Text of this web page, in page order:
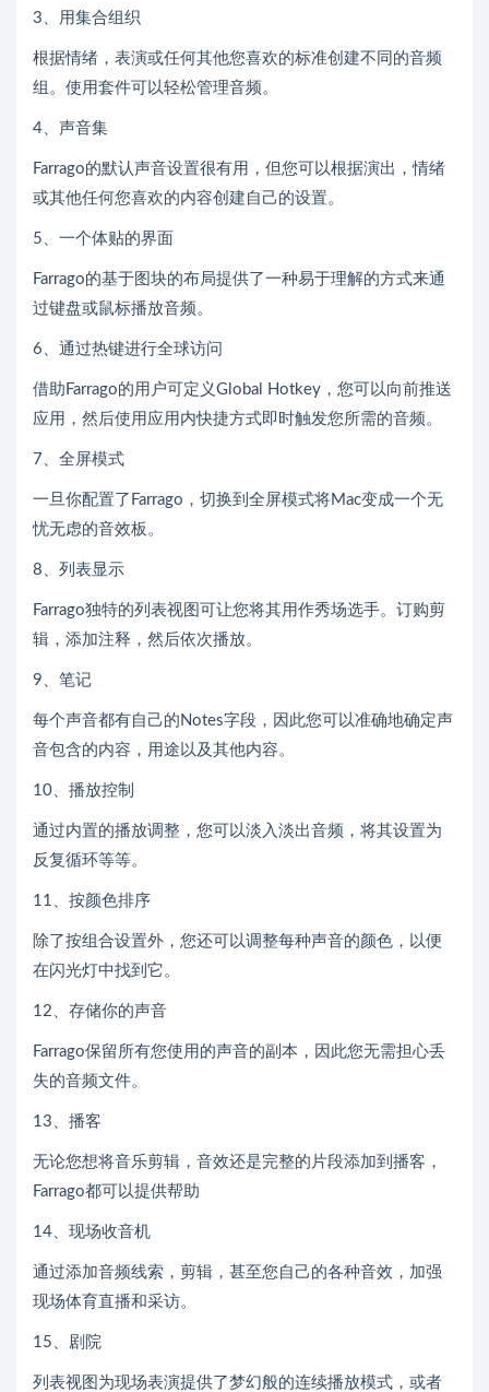
3、用集合组织
根据情绪，表演或任何其他您喜欢的标准创建不同的音频
组。使用套件可以轻松管理音频。
4、声音集
Farrago的默认声音设置很有用，但您可以根据演出，情绪
或其他任何您喜欢的内容创建自己的设置。
5、一个体贴的界面
Farrago的基于图块的布局提供了一种易于理解的方式来通
过键盘或鼠标播放音频。
6、通过热键进行全球访问
借助Farrago的用户可定义Global Hotkey，您可以向前推送
应用，然后使用应用内快捷方式即时触发您所需的音频。
7、全屏模式
一旦你配置了Farrago，切换到全屏模式将Mac变成一个无
忧无虑的音效板。
8、列表显示
Farrago独特的列表视图可让您将其用作秀场选手。订购剪
辑，添加注释，然后依次播放。
9、笔记
每个声音都有自己的Notes字段，因此您可以准确地确定声
音包含的内容，用途以及其他内容。
10、播放控制
通过内置的播放调整，您可以淡入淡出音频，将其设置为
反复循环等等。
11、按颜色排序
除了按组合设置外，您还可以调整每种声音的颜色，以便
在闪光灯中找到它。
12、存储你的声音
Farrago保留所有您使用的声音的副本，因此您无需担心丢
失的音频文件。
13、播客
无论您想将音乐剪辑，音效还是完整的片段添加到播客，
Farrago都可以提供帮助
14、现场收音机
通过添加音频线索，剪辑，甚至您自己的各种音效，加强
现场体育直播和采访。
15、剧院
列表视图为现场表演提供了梦幻般的连续播放模式，或者